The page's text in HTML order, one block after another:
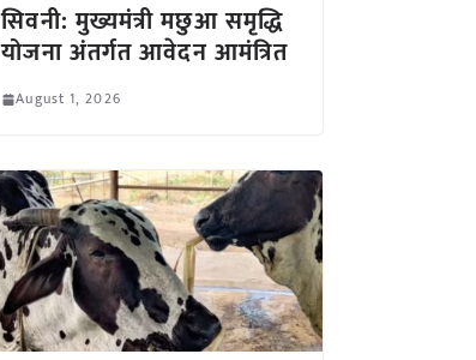
सिवनी: मुख्यमंत्री मछुआ समृद्धि
योजना अंतर्गत आवेदन आमंत्रित
August 1, 2026